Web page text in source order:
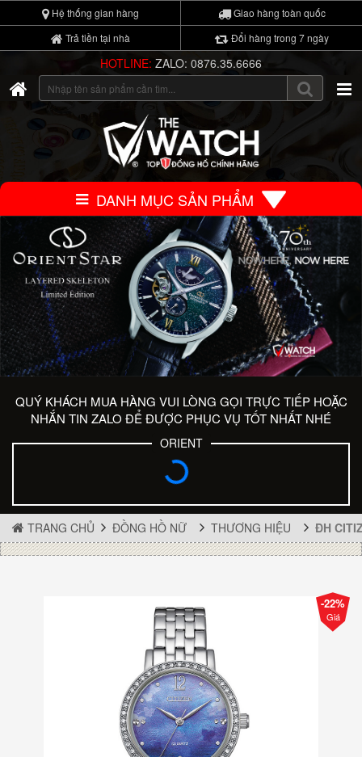
Hệ thống gian hàng
Giao hàng toàn quốc
Trả tiền tại nhà
Đổi hàng trong 7 ngày
HOTLINE: ZALO: 0876.35.6666
DANH MỤC SẢN PHẨM
QUÝ KHÁCH MUA HÀNG VUI LÒNG GỌI TRỰC TIẾP HOẶC
NHẮN TIN ZALO ĐỂ ĐƯỢC PHỤC VỤ TỐT NHẤT NHÉ
ORIENT
TRANG CHỦ ĐỒNG HỒ NỮ THƯƠNG HIỆU ĐH
-22%
Giá